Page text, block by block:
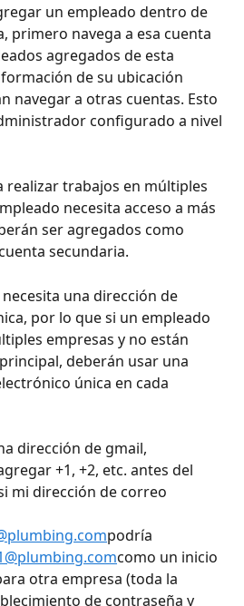
un empleado dentro de
primero navega a esa cuenta
agregados de esta
de su ubicación
navegar a otras cuentas. Esto
configurado a nivel
realizar trabajos en múltiples
necesita acceso a más
ser agregados como
secundaria.
una dirección de
por lo que si un empleado
empresas y no están
deberán usar una
única en cada
dirección de gmail,
+1, +2, etc. antes del
mi dirección de correo
podría
como un inicio
otra empresa (toda la
de contraseña y